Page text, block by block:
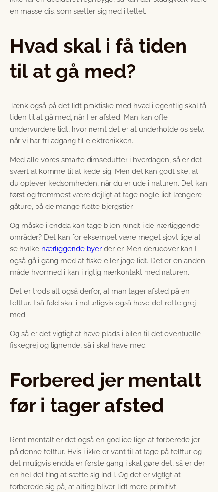
en masse dis, som sætter sig ned i teltet.
Hvad skal i få tiden
til at gå med?
Tænk også på det lidt praktiske med hvad i egentlig skal få
tiden til at gå med, når I er afsted. Man kan ofte
undervurdere lidt, hvor nemt det er at underholde os selv,
når vi har fri adgang til elektronikken.
Med alle vores smarte dimsedutter i hverdagen, så er det
svært at komme til at kede sig. Men det kan godt ske, at
du oplever kedsomheden, når du er ude i naturen. Det kan
først og fremmest være dejligt at tage nogle lidt længere
gåture, på de mange flotte bjergstier.
Og måske i endda kan tage bilen rundt i de nærliggende
områder? Det kan for eksempel være meget sjovt lige at
se hvilke nærliggende byer der er. Men derudover kan I
også gå i gang med at fiske eller jage lidt. Det er en anden
måde hvormed i kan i rigtig nærkontakt med naturen.
Det er trods alt også derfor, at man tager afsted på en
telttur. I så fald skal i naturligvis også have det rette grej
med.
Og så er det vigtigt at have plads i bilen til det eventuelle
fiskegrej og lignende, så i skal have med.
Forbered jer mentalt
før i tager afsted
Rent mentalt er det også en god ide lige at forberede jer
på denne telttur. Hvis i ikke er vant til at tage på telttur og
det muligvis endda er første gang i skal gøre det, så er der
en hel del ting at sætte sig ind i. Og det er vigtigt at
forberede sig på, at alting bliver lidt mere primitivt.